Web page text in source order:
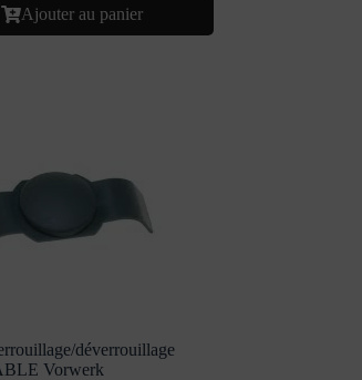
Ajouter au panier
déverrouillage
Vorwerk